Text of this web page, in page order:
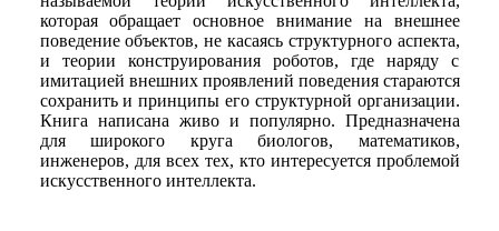
которая обращает основное внимание на внешнее
поведение объектов, не касаясь структурного аспекта,
и теории конструирования роботов, где наряду с
имитацией внешних проявлений поведения стараются
сохранить и принципы его структурной организации.
Книга написана живо и популярно. Предназначена
для широкого круга биологов, математиков,
инженеров, для всех тех, кто интересуется проблемой
искусственного интеллекта.